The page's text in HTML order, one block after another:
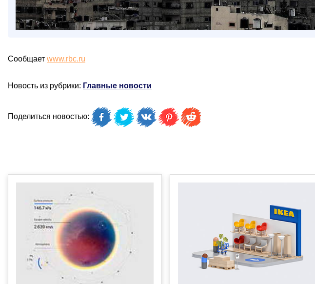
Сообщает www.rbc.ru
Новость из рубрики: Главные новости
Поделиться новостью: